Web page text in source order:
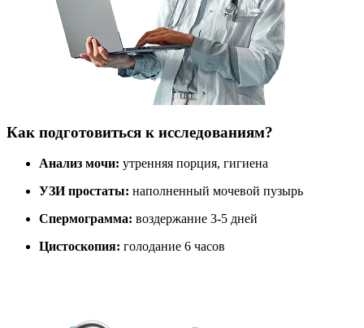
Как подготовиться к исследованиям?
Анализ мочи: утренняя порция, гигиена
УЗИ простаты: наполненный мочевой пузырь
Спермограмма: воздержание 3-5 дней
Цистоскопия: голодание 6 часов